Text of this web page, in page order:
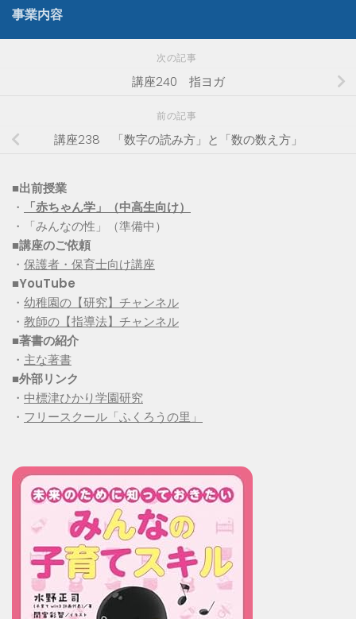
事業内容
次の記事
講座240 指ヨガ
前の記事
講座238 「数字の読み方」と「数の数え方」
■出前授業
・
「赤ちゃん学」（中高生向け）
・「みんなの性」（準備中）
■講座のご依頼
・ 保護者・保育士向け講座
■YouTube
・ 幼稚園の【研究】チャンネル
・ 教師の【指導法】チャンネル
■著書の紹介
・ 主な著書
■外部リンク
・ 中標津ひかり学園研究
・ フリースクール「ふくろうの里」